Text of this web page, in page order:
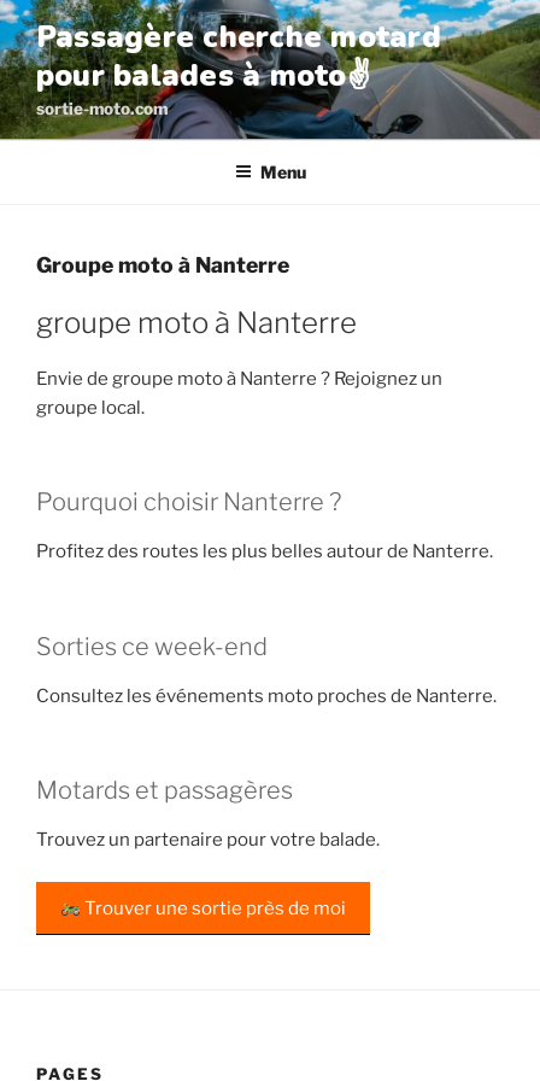
Aller
au
contenu
principal
Passagère cherche motard
pour balades à moto✌️
sortie-moto.com
Menu
Groupe moto à Nanterre
groupe moto à Nanterre
Envie de groupe moto à Nanterre ? Rejoignez un
groupe local.
Pourquoi choisir Nanterre ?
Profitez des routes les plus belles autour de Nanterre.
Sorties ce week-end
Consultez les événements moto proches de Nanterre.
Motards et passagères
Trouvez un partenaire pour votre balade.
Trouver une sortie près de moi
PAGES